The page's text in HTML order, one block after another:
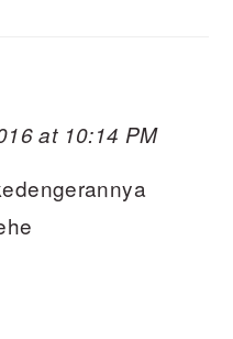
at 10:14 PM